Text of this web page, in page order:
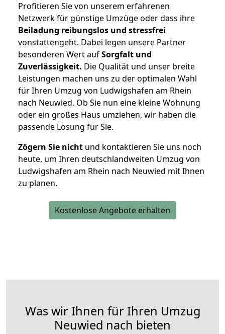
Profitieren Sie von unserem erfahrenen
Netzwerk für günstige Umzüge oder dass ihre
Beiladung reibungslos und stressfrei
vonstattengeht. Dabei legen unsere Partner
besonderen Wert aufSorgfalt und
Zuverlässigkeit. Die Qualität und unser breite
Leistungen machen uns zu der optimalen Wahl
für Ihren Umzug von Ludwigshafen am Rhein
nach Neuwied. Ob Sie nun eine kleine Wohnung
oder ein großes Haus umziehen, wir haben die
passende Lösung für Sie.
Zögern Sie nicht und kontaktieren Sie uns noch
heute, um Ihren deutschlandweiten Umzug von
Ludwigshafen am Rhein nach Neuwied mit Ihnen
zu planen.
Kostenlose Angebote erhalten
Was wir Ihnen für Ihren Umzug
Neuwied nach bieten